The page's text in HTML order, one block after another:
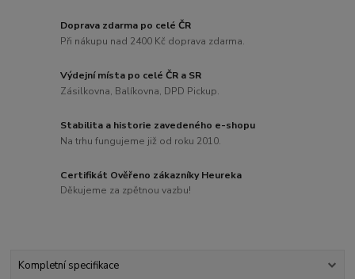
Doprava zdarma po celé ČR
Při nákupu nad 2400 Kč doprava zdarma.
Výdejní místa po celé ČR a SR
Zásilkovna, Balíkovna, DPD Pickup.
Stabilita a historie zavedeného e-shopu
Na trhu fungujeme již od roku 2010.
Certifikát Ověřeno zákazníky Heureka
Děkujeme za zpětnou vazbu!
Kompletní specifikace